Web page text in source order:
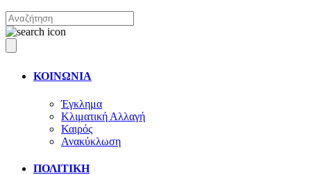
ΚΟΙΝΩΝΙΑ
Έγκλημα
Κλιματική Αλλαγή
Καιρός
Ανακύκλωση
ΠΟΛΙΤΙΚΗ